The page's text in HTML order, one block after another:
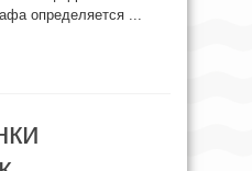
определяется ...